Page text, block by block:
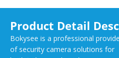
Product Detail
Bokysee is a professional
of security camera solutions for